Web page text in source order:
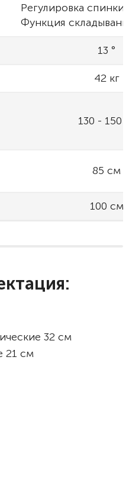
Регулировка
Функция
13 °
42 кг
130 - 150
85 см
100 см
32 см
21 см